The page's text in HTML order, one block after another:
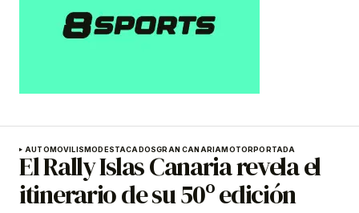
AUTOMOVILISMODESTACADOSGRAN CANARIAMOTORPORTADA
El Rally Islas Canaria revela el
itinerario de su 50º edición